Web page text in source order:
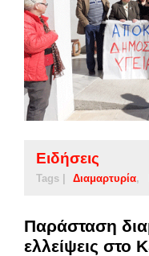
Ειδήσεις
Tags | Διαμαρτυρία
Παράσταση
ελλείψεις στο